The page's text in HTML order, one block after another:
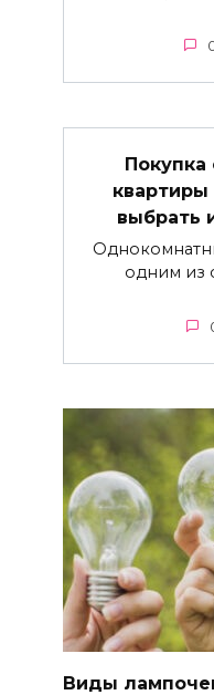
квартиры
выбрать
одним из
Виды